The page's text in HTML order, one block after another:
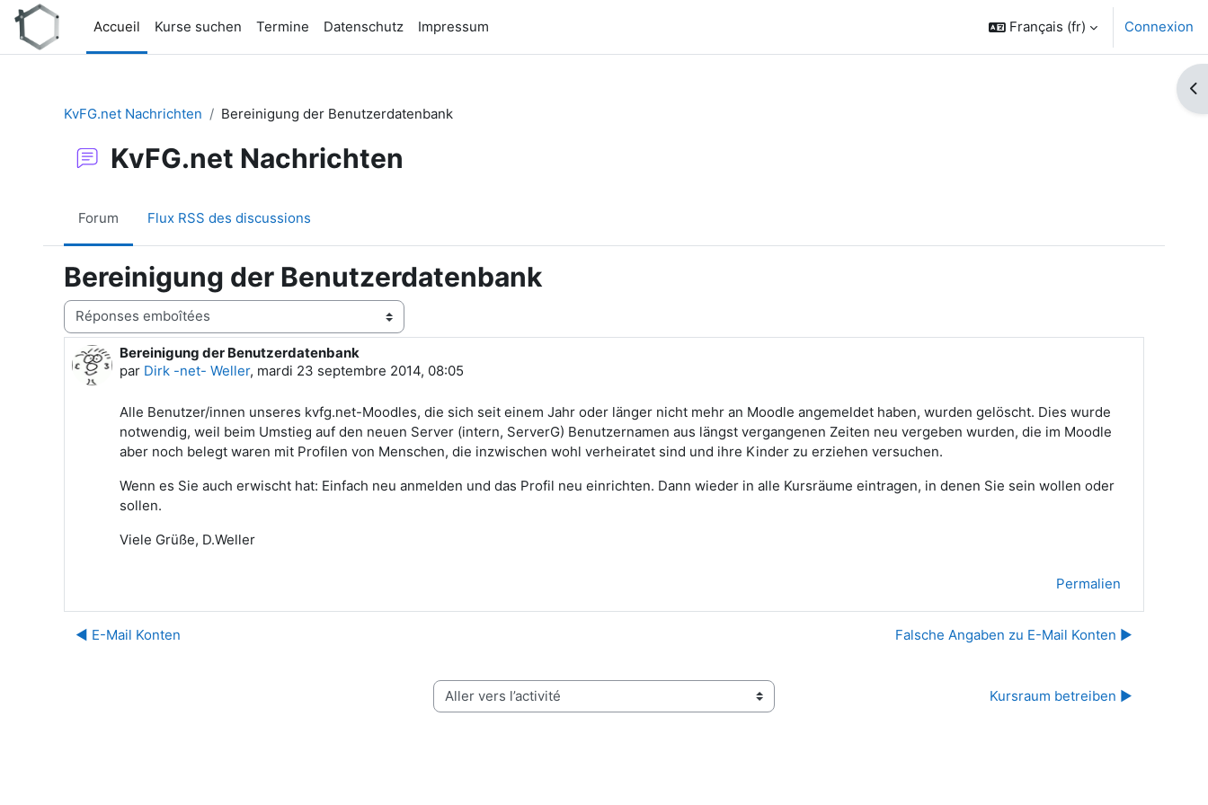
Passer au contenu principal
Accueil
Kurse suchen Termine Datenschutz Impressum Français ‎(fr)‎ Connexion
KvFG.net Nachrichten
Bereinigung der Benutzerdatenbank
KvFG.net Nachrichten
Forum Flux RSS des discussions
Bereinigung der Benutzerdatenbank
Type d’affichage
Bereinigung der Benutzerdatenbank
par Dirk -net- Weller, mardi 23 septembre 2014, 08:05
Nombre de réponses : 0
Alle Benutzer/innen unseres kvfg.net-Moodles, die sich seit einem Jahr oder länger nicht mehr an Moodle angemeldet haben, wurden gelöscht. Dies wurde
notwendig, weil beim Umstieg auf den neuen Server (intern, ServerG) Benutzernamen aus längst vergangenen Zeiten neu vergeben wurden, die im Moodle
aber noch belegt waren mit Profilen von Menschen, die inzwischen wohl verheiratet sind und ihre Kinder zu erziehen versuchen.
Wenn es Sie auch erwischt hat: Einfach neu anmelden und das Profil neu einrichten. Dann wieder in alle Kursräume eintragen, in denen Sie sein wollen oder
sollen.
Viele Grüße, D.Weller
Permalien
◀︎ E-Mail Konten Falsche Angaben zu E-Mail Konten ▶︎
Aller vers l’activité Kursraum betreiben ▶︎